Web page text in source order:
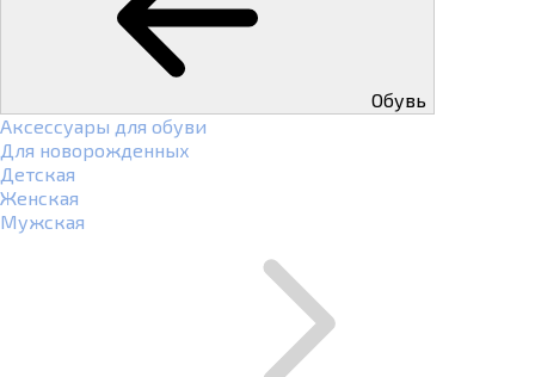
Обувь
Аксессуары для обуви
Для новорожденных
Детская
Женская
Мужская